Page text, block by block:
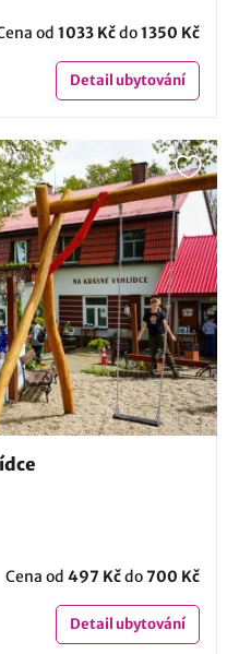
od 1033 Kčdo1350 Kč
Detailubytování
Cena od 497 Kčdo700 Kč
Detailubytování